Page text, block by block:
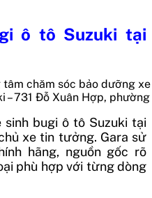
ô tô Suzuki tại
– 731 Đỗ Xuân Hợp,
sinh bugi ô tô Suzuki tại
xe tin tưởng. Gara sử
hãng, nguồn gốc rõ
phù hợp với từng dòng